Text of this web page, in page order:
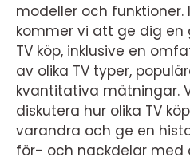
modeller och funktioner.
kommer vi att ge dig en
TV köp, inklusive en
av olika TV typer,
kvantitativa mätningar.
diskutera hur olika TV
varandra och ge en
för- och nackdelar med